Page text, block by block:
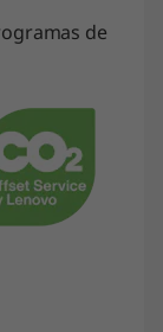
de